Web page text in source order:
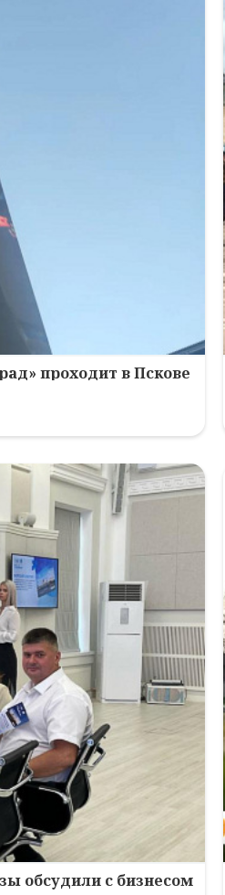
проходит в Пскове
обсудили с бизнесом